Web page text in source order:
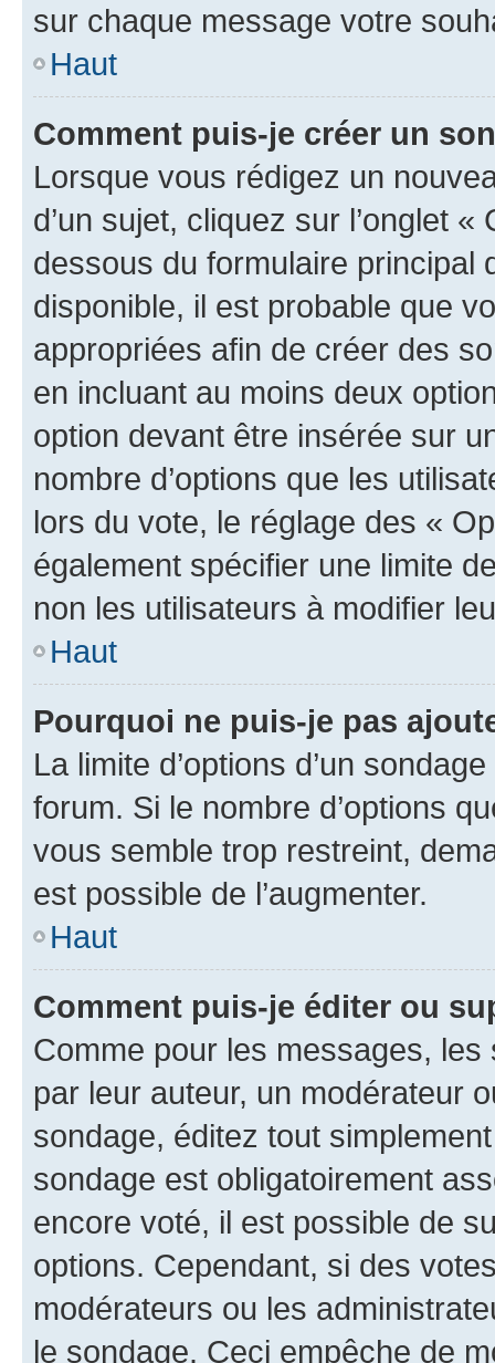
sur chaque message votre
Haut
Comment puis-je créer un
Lorsque vous rédigez un
d’un sujet, cliquez sur l’onglet
dessous du formulaire principal
disponible, il est probable que
appropriées afin de créer des
en incluant au moins deux
option devant être insérée sur
nombre d’options que les
lors du vote, le réglage des «
également spécifier une limite
non les utilisateurs à modifier
Haut
Pourquoi ne puis-je pas
La limite d’options d’un
forum. Si le nombre d’options
vous semble trop restreint,
est possible de l’augmenter.
Haut
Comment puis-je éditer ou
Comme pour les messages,
par leur auteur, un modérateur
sondage, éditez tout
sondage est obligatoirement
encore voté, il est possible de
options. Cependant, si des
modérateurs ou les
le sondage. Ceci empêche de